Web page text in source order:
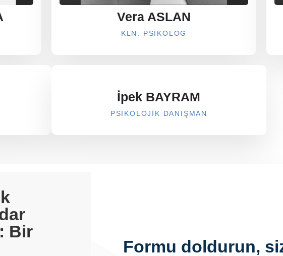
Vera ASLAN
KLN. PSIKOLOG
İpek BAYRAM
PSIKOLOJIK DANIŞMAN
Bir
Formu doldurun,